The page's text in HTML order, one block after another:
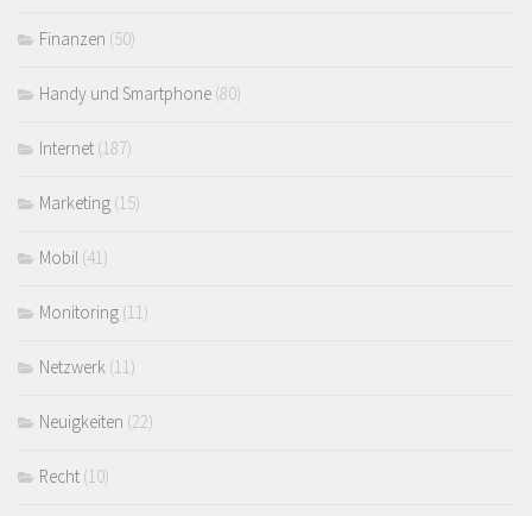
Finanzen (50)
Handy und Smartphone (80)
Internet (187)
Marketing (15)
Mobil (41)
Monitoring (11)
Netzwerk (11)
Neuigkeiten (22)
Recht (10)